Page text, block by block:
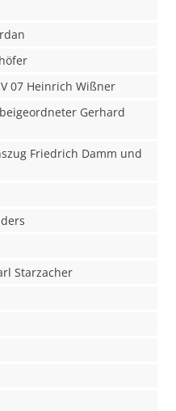
07 Heinrich Wißner
Gerhard
Friedrich Damm und
Starzacher